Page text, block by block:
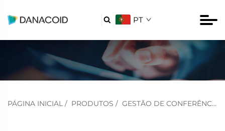
 PT
PÁGINA INICIAL / PRODUTOS / GESTÃO DE CONFERÊNCIAS